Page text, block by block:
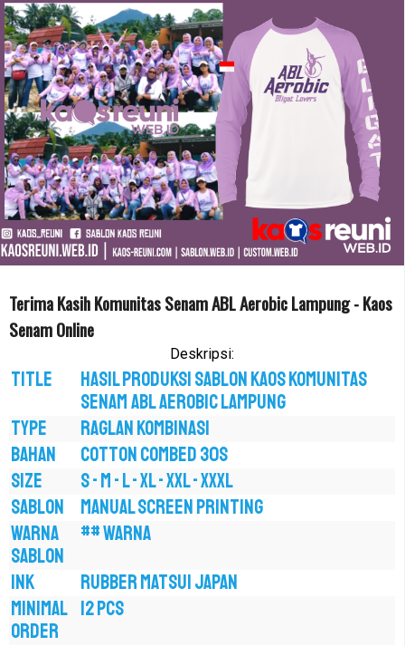
Terima Kasih Komunitas Senam ABL Aerobic Lampung - Kaos
Senam Online
Deskripsi:
TITLE
Hasil Produksi Sablon Kaos Komunitas
Senam ABL Aerobic Lampung
TYPE
RAGLAN KOMBINASI
BAHAN
COTTON COMBED 30S
SIZE
S - M - L - XL - XXL - XXXL
SABLON
MANUAL SCREEN PRINTING
WARNA
SABLON
## WARNA
INK
RUBBER MATSUI JAPAN
MINIMAL
ORDER
12 PCS